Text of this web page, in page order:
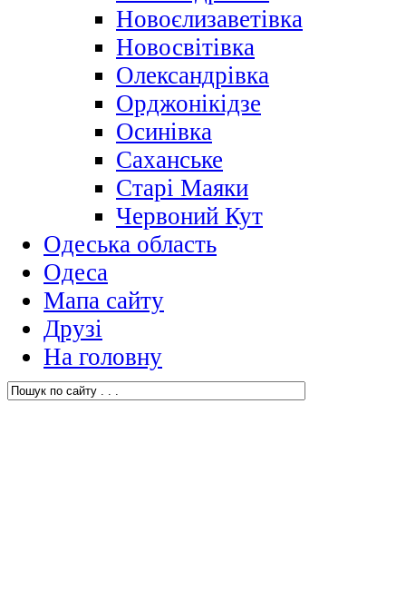
Новоєлизаветівка
Новосвітівка
Олександрівка
Орджонікідзе
Осинівка
Саханське
Старі Маяки
Червоний Кут
Одеська область
Одеса
Мапа сайту
Друзі
На головну